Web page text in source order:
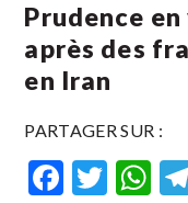
Prudence
après des
en Iran
PARTAGER SUR :